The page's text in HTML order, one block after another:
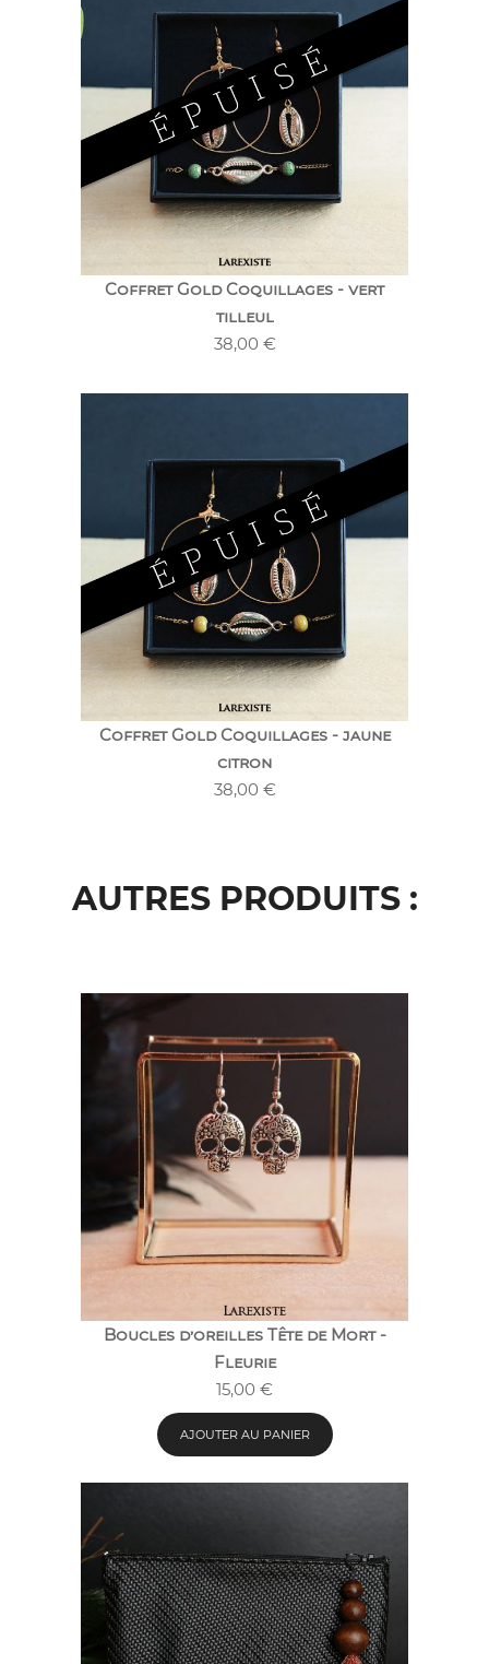
Coffret Gold Coquillages - vert
tilleul
38,00 €
Coffret Gold Coquillages - jaune
citron
38,00 €
AUTRES PRODUITS :
Boucles d’oreilles Tête de Mort -
Fleurie
15,00 €
AJOUTER AU PANIER